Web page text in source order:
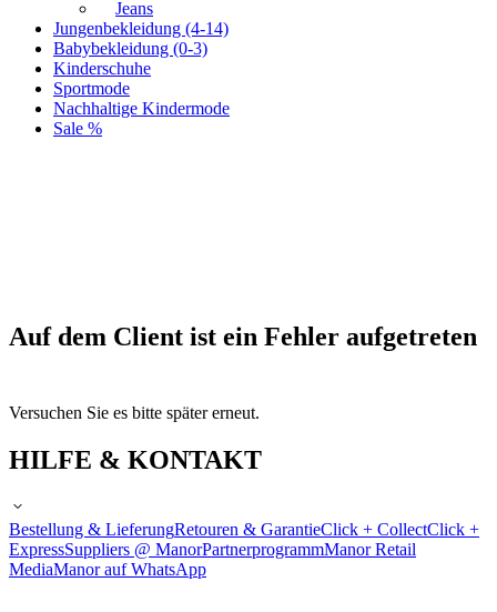
Jeans
Jungenbekleidung (4-14)
Babybekleidung (0-3)
Kinderschuhe
Sportmode
Nachhaltige Kindermode
Sale %
Auf dem Client ist ein Fehler aufgetreten
Versuchen Sie es bitte später erneut.
HILFE & KONTAKT
Bestellung & LieferungRetouren & GarantieClick + CollectClick +
ExpressSuppliers @ ManorPartnerprogrammManor Retail
MediaManor auf WhatsApp